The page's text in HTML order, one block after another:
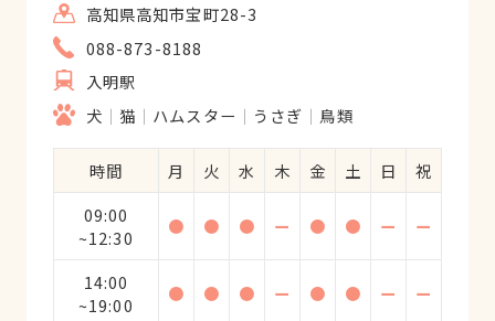
高知県高知市宝町28-3
088-873-8188
入明駅
犬
猫 ハムスター うさぎ 鳥類
時間 月 火 水 木 金 土 日
祝
09:00
~12:30
● ● ● ー ● ● ー ー
14:00
~19:00
● ● ● ー ● ● ー
ー